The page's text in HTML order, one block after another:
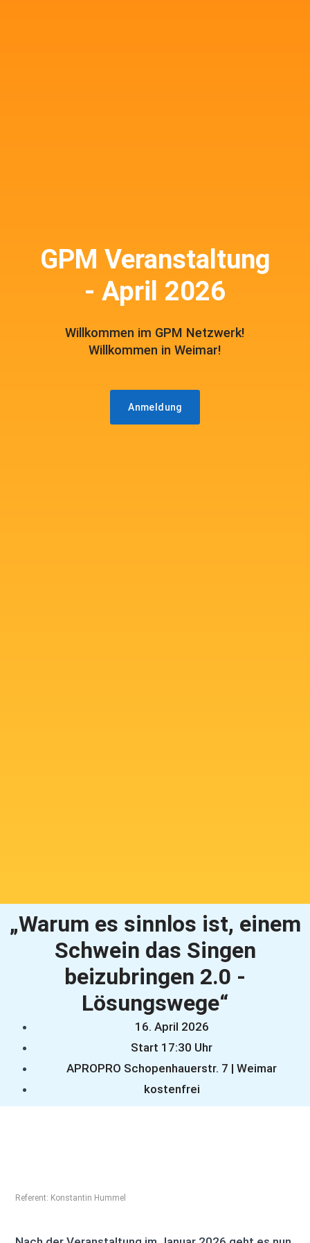
GPM Veranstaltung
- April 2026
Willkommen im GPM Netzwerk!
Willkommen in Weimar!
Anmeldung
„Warum es sinnlos ist, einem
Schwein das Singen
beizubringen 2.0 -
Lösungswege“
16. April 2026
Start 17:30 Uhr
APROPRO Schopenhauerstr. 7 | Weimar
kostenfrei
Referent: Konstantin Hummel